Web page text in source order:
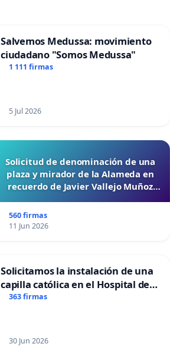
Salvemos Medussa: movimiento
ciudadano "Somos Medussa"
1 111 firmas
5 Jul 2026
Solicitud de denominación de una
plaza y mirador de la Alameda en
recuerdo de Javier Vallejo Muñoz
560 firmas
11 Jun 2026
Solicitamos la instalación de una
capilla católica en el Hospital de
Alcañiz
363 firmas
30 Jun 2026